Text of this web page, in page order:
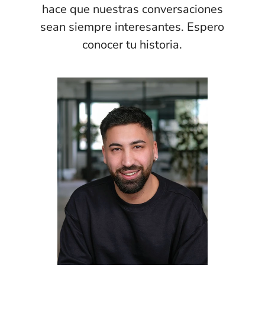
hace que nuestras conversaciones
sean siempre interesantes. Espero
conocer tu historia.